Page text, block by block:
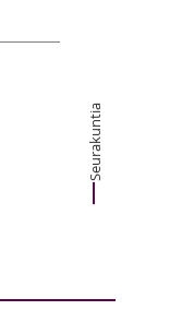
Seurakuntia